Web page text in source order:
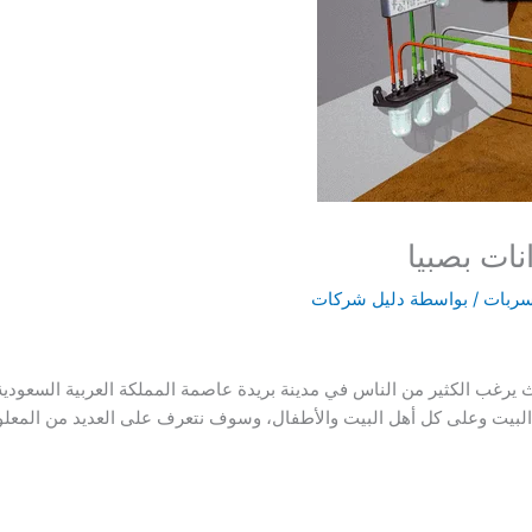
بصبيا
/ بواسطة دليل شركات
يرغب الكثير من الناس في مدينة بريدة عاصمة المملكة العربية
البيت وعلى كل أهل البيت والأطفال، وسوف نتعرف على العديد من